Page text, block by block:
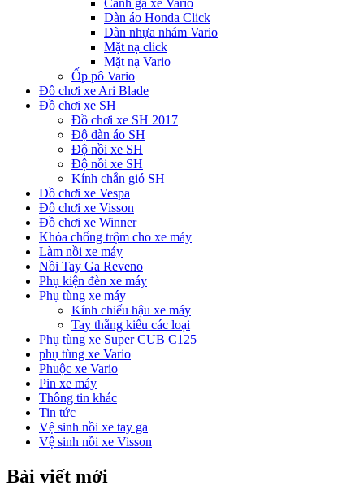
Cánh gà xe Vario
Dàn áo Honda Click
Dàn nhựa nhám Vario
Mặt nạ click
Mặt nạ Vario
Ốp pô Vario
Đồ chơi xe Ari Blade
Đồ chơi xe SH
Đồ chơi xe SH 2017
Độ dàn áo SH
Độ nồi xe SH
Độ nồi xe SH
Kính chắn gió SH
Đồ chơi xe Vespa
Đồ chơi xe Visson
Đồ chơi xe Winner
Khóa chống trộm cho xe máy
Làm nồi xe máy
Nồi Tay Ga Reveno
Phụ kiện đèn xe máy
Phụ tùng xe máy
Kính chiếu hậu xe máy
Tay thắng kiểu các loại
Phụ tùng xe Super CUB C125
phụ tùng xe Vario
Phuộc xe Vario
Pin xe máy
Thông tin khác
Tin tức
Vệ sinh nồi xe tay ga
Vệ sinh nồi xe Visson
Bài viết mới